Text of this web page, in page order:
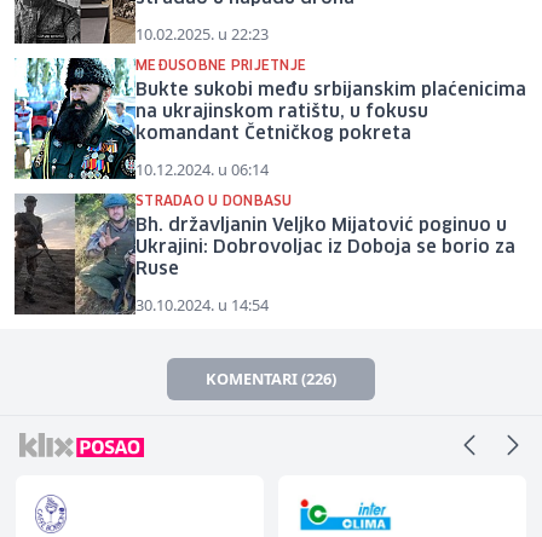
10.02.2025. u 22:23
MEĐUSOBNE PRIJETNJE
Bukte sukobi među srbijanskim plaćenicima
na ukrajinskom ratištu, u fokusu
komandant Četničkog pokreta
10.12.2024. u 06:14
STRADAO U DONBASU
Bh. državljanin Veljko Mijatović poginuo u
Ukrajini: Dobrovoljac iz Doboja se borio za
Ruse
30.10.2024. u 14:54
KOMENTARI (226)